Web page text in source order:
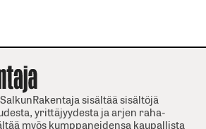
sisältää sisältöjä
yrittäjyydesta ja arjen raha-
myös kumppaneidensa kaupallista